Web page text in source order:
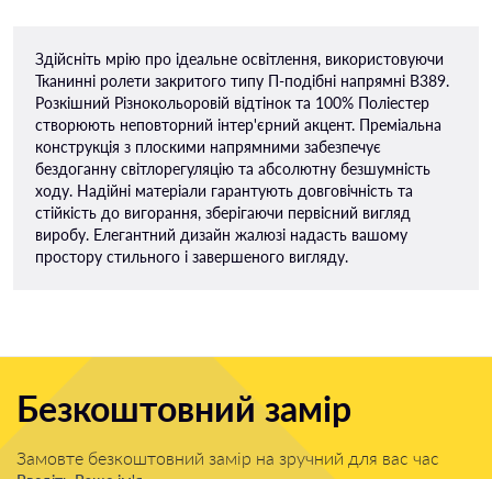
Здійсніть мрію про ідеальне освітлення, використовуючи
Тканинні ролети закритого типу П-подiбні напрямні B389.
Розкішний Різнокольоровій відтінок та 100% Поліестер
створюють неповторний інтер'єрний акцент. Преміальна
конструкція з плоскими напрямними забезпечує
бездоганну світлорегуляцію та абсолютну безшумність
ходу. Надійні матеріали гарантують довговічність та
стійкість до вигорання, зберігаючи первісний вигляд
виробу. Елегантний дизайн жалюзі надасть вашому
простору стильного і завершеного вигляду.
Безкоштовний замір
Замовте безкоштовний замір на зручний для вас час